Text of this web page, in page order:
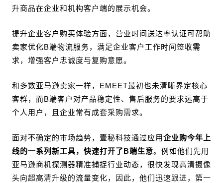
升商品在企业和机构客户端的展示机会。
提升企业客户购买体验方面，营业时间送达率认证可帮助
卖家优化B端物流服务，满足企业客户工作时间签收需
求，增强客户忠诚度与复购意愿。
和多数亚马逊卖家一样，EMEET最初也未清晰界定核心
客群，而B端客户对产品稳定性、售后服务的要求远高于
个人用户，且企业常有成套采购需求。
面对不确定的市场趋势，壹秘科技通过应用企业购今年上
线的一系列新工具，快速打开了B端生意。例如他们先用
亚马逊商机探测器精准捕捉行业动态，很快发现高清摄像
头向超高清升级的流量变化，因此，他们迅速跟进，第一